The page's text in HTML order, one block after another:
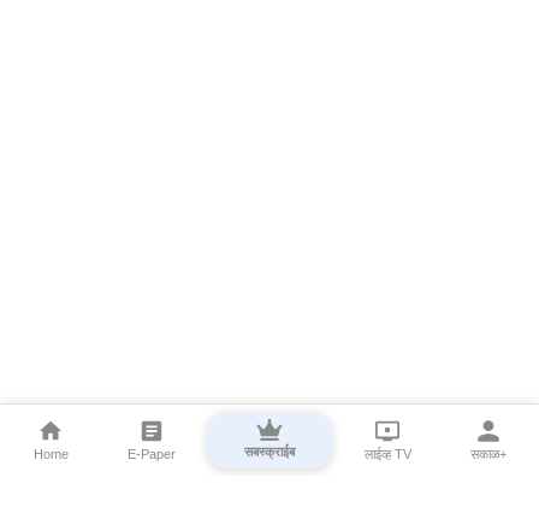
Home E-Paper सबस्क्राईब लाईव्ह TV सकाळ+